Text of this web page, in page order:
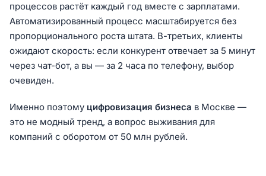
процессов растёт каждый год вместе с зарплатами.
Автоматизированный процесс масштабируется без
пропорционального роста штата. В-третьих, клиенты
ожидают скорость: если конкурент отвечает за 5 минут
через чат-бот, а вы — за 2 часа по телефону, выбор
очевиден.
Именно поэтому цифровизация бизнеса в Москве —
это не модный тренд, а вопрос выживания для
компаний с оборотом от 50 млн рублей.